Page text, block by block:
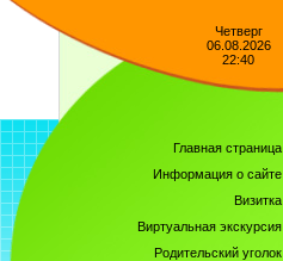
Четверг
06.08.2026
22:40
Главная страница
Информация о сайте
Визитка
Виртуальная экскурсия
Родительский уголок